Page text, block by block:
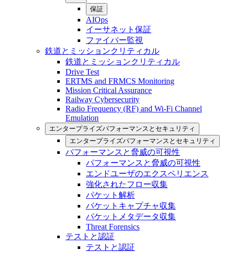
保証
AIOps
イーサネット保証
ファイバー監視
鉄道とミッションクリティカル
鉄道とミッションクリティカル
Drive Test
ERTMS and FRMCS Monitoring
Mission Critical Assurance
Railway Cybersecurity
Radio Frequency (RF) and Wi-Fi Channel
Emulation
エンタープライズパフォーマンスとセキュリティ
エンタープライズパフォーマンスとセキュリティ
パフォーマンスと脅威の可視性
パフォーマンスと脅威の可視性
エンドユーザのエクスペリエンス
強化されたフロー収集
パケット解析
パケットキャプチャ収集
パケットメタデータ収集
Threat Forensics
テストと認証
テストと認証